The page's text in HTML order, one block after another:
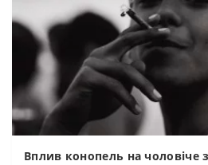
Вплив конопель на чоловіче